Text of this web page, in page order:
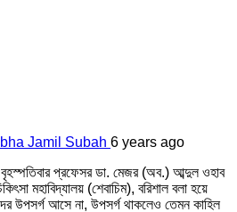
Jamil Subah 6 years ago
প্রফেসর ডা. মেজর (অব.) আব্দুল ওহাব
মহাবিদ্যালয় (শেবাচিম), বরিশাল বলা হয়ে
উপসর্গ আসে না, উপসর্গ থাকলেও তেমন কাহিল